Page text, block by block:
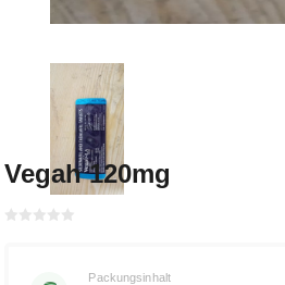
Vegah 120mg
Packungsinhalt